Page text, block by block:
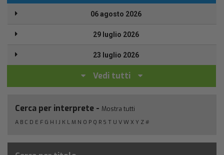
06 agosto 2026
29 luglio 2026
23 luglio 2026
Vedi tutti
Cerca per interprete - Mostra tutti
A B C D E F G H I J K L M N O P Q R S T U V W X Y Z #